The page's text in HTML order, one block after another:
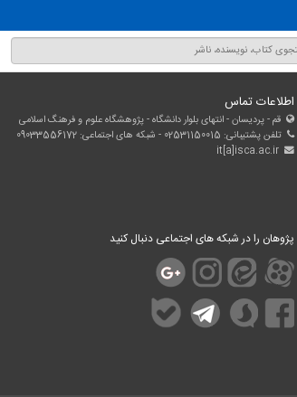
سوالات متداول
اطلاعات تماس
قم - پردیسان - انتهای بلوار دانشگاه - پژوهشگاه علوم و فرهنگ اسلامی
تلفن پشتیبانی: 02531150015 - شبکه های اجتماعی: 09033556172
it[a]isca.ac.ir
پژوهان را در شبکه های اجتماعی دنبال کنید